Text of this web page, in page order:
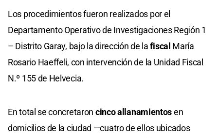
Los procedimientos fueron realizados por el
Departamento Operativo de Investigaciones Región 1
– Distrito Garay, bajo la dirección de lafiscal María
Rosario Haeffeli, con intervención de la Unidad Fiscal
N.º 155 de Helvecia.
En total se concretaron cinco allanamientosen
domicilios de la ciudad —cuatro de ellos ubicados